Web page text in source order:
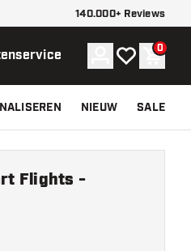
140.000+ Reviews
Account
Mijn 0
NIEUW SALE
Flights -